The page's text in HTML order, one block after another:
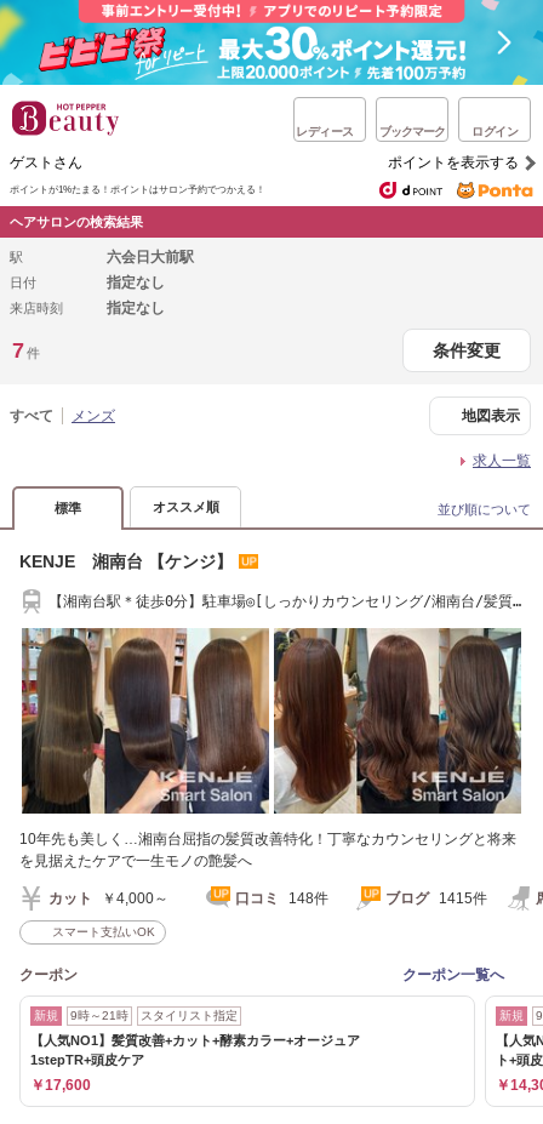
レディース ブックマーク ログイン
ゲストさん ポイントを表示する
ポイントが1%たまる！ ポイントはサロン予約でつかえる！
ヘアサロンの検索結果
駅 六会日大前駅
日付 指定なし
来店時刻 指定なし
7件 条件変更
すべて メンズ 地図表示
求人一覧
標準 オススメ順 並び順について
KENJE 湘南台 【ケンジ】
【湘南台駅＊徒歩0分】駐車場◎[しっかりカウンセリング/湘南台/髪質
10年先も美しく…湘南台屈指の髪質改善特化！丁寧なカウンセリングと将来
を見据えたケアで一生モノの艶髪へ
カット ￥4,000～ 口コミ 148件 ブログ 1415件
スマート支払いOK
クーポン クーポン一覧へ
新規 9時～21時 スタイリスト指定
【人気NO1】髪質改善+カット+酵素カラー+オージュア
1stepTR+頭皮ケア
￥17,600
新規
【人
ト+頭
￥